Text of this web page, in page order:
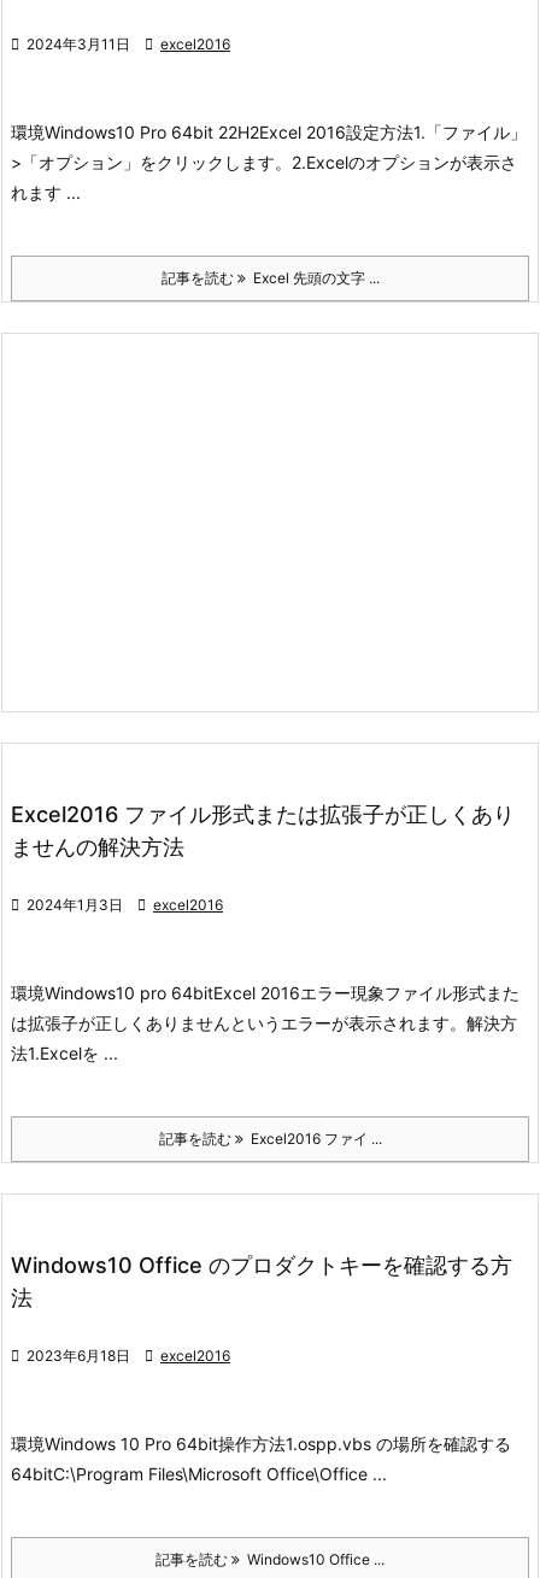
 2024年3月11日  excel2016
環境Windows10 Pro 64bit 22H2Excel 2016設定方法1.「ファイル」
>「オプション」をクリックします。 2.Excelのオプションが表示さ
れます ...
記事を読む Excel 先頭の文字 ...
Excel2016 ファイル形式または拡張子が正しくあり
ませんの解決方法
 2024年1月3日  excel2016
環境Windows10 pro 64bitExcel 2016エラー現象ファイル形式また
は拡張子が正しくありませんというエラーが表示されます。 解決方
法1.Excelを ...
記事を読む Excel2016 ファイ ...
Windows10 Office のプロダクトキーを確認する方
法
 2023年6月18日  excel2016
環境Windows 10 Pro 64bit操作方法1.ospp.vbs の場所を確認する
64bitC:\Program Files\Microsoft Office\Office ...
記事を読む Windows10 Office ...